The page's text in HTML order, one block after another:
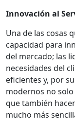
Innovación al
Una de las cosas
capacidad para
del mercado; las
necesidades del
eficientes y, por
modernos no
que también
mucho más